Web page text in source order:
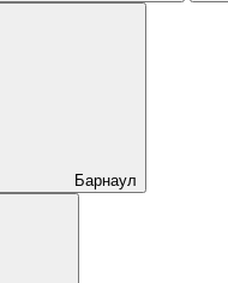
Барнаул